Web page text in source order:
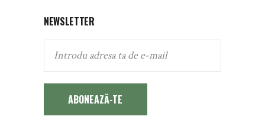
NEWSLETTER
ABONEAZĂ-TE